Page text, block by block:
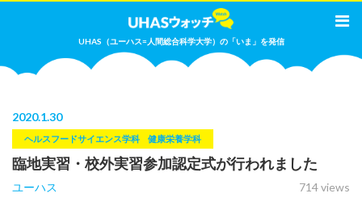
UHAS（ユーハス=人間総合科学大学）の「いま」を発信
2020.1.30
ヘルスフードサイエンス学科 健康栄養学科
臨地実習・校外実習参加認定式が行われました
714 views
ユーハス